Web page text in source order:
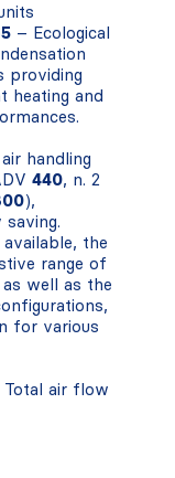
– Ecological
providing
heating and
handling
440, n. 2
),
the
range of
well as the
for various
Total air flow